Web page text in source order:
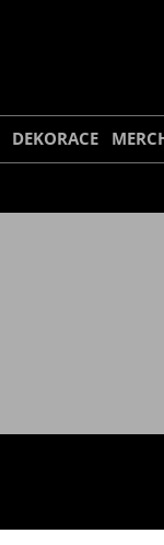
DEKORACE